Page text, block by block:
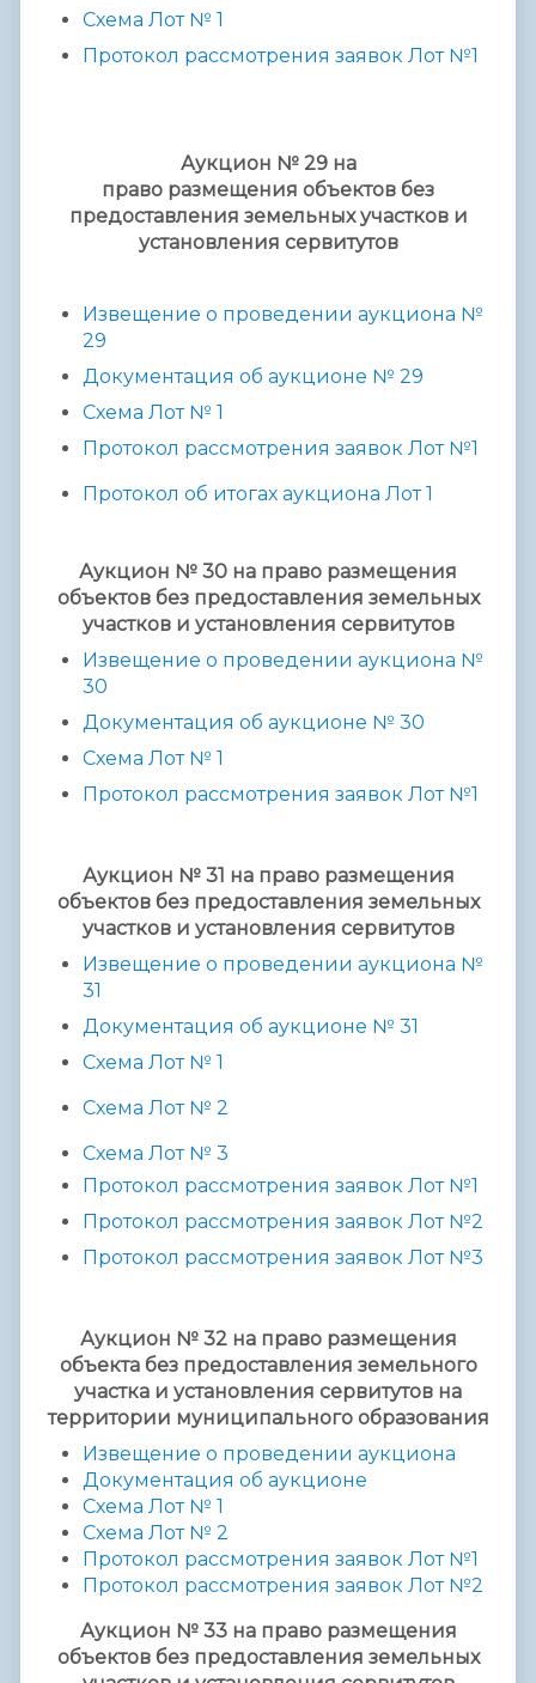
Схема Лот № 1
Протокол рассмотрения заявок Лот №1
Аукцион № 29 на
право размещения объектов без
предоставления земельных участков и
установления сервитутов
Извещение о проведении аукциона №
29
Документация об аукционе № 29
Схема Лот № 1
Протокол рассмотрения заявок Лот №1
Протокол об итогах аукциона Лот 1
Аукцион № 30 на право размещения
объектов без предоставления земельных
участков и установления сервитутов
Извещение о проведении аукциона №
30
Документация об аукционе № 30
Схема Лот № 1
Протокол рассмотрения заявок Лот №1
Аукцион № 31 на право размещения
объектов без предоставления земельных
участков и установления сервитутов
Извещение о проведении аукциона №
31
Документация об аукционе № 31
Схема Лот № 1
Схема Лот № 2
Схема Лот № 3
Протокол рассмотрения заявок Лот №1
Протокол рассмотрения заявок Лот №2
Протокол рассмотрения заявок Лот №3
Аукцион № 32 на право размещения
объекта без предоставления земельного
участка и установления сервитутов на
территории муниципального образования
Извещение о проведении аукциона
Документация об аукционе
Схема Лот № 1
Схема Лот № 2
Протокол рассмотрения заявок Лот №1
Протокол рассмотрения заявок Лот №2
Аукцион № 33 на право размещения
объектов без предоставления земельных